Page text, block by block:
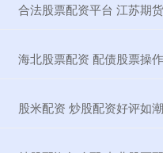
合法股票配资平台 江苏期
海北股票配资 配债股票操
股米配资 炒股配资好评如